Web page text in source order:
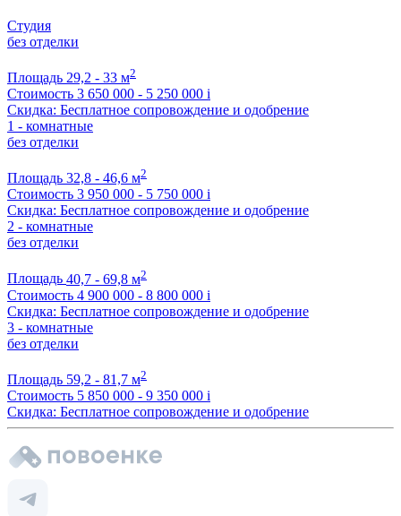
Студия
без отделки
Площадь 29,2 - 33 м2
Стоимость 3 650 000 - 5 250 000 i
Скидка: Бесплатное сопровождение и одобрение
1 - комнатные
без отделки
Площадь 32,8 - 46,6 м2
Стоимость 3 950 000 - 5 750 000 i
Скидка: Бесплатное сопровождение и одобрение
2 - комнатные
без отделки
Площадь 40,7 - 69,8 м2
Стоимость 4 900 000 - 8 800 000 i
Скидка: Бесплатное сопровождение и одобрение
3 - комнатные
без отделки
Площадь 59,2 - 81,7 м2
Стоимость 5 850 000 - 9 350 000 i
Скидка: Бесплатное сопровождение и одобрение